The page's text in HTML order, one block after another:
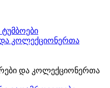
კოლექციონერთა
და კოლექციონერთა